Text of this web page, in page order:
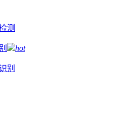
测
hot
别